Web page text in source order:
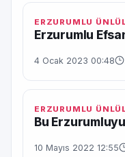
ERZURUMLU
Erzurumlu
4 Ocak 2023 00:48
ERZURUMLU
Bu
10 Mayıs 2022 12:55